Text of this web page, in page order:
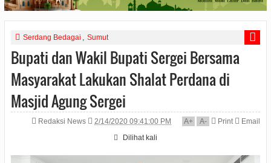
Serdang Bedagai Sumut
Bupati dan Wakil Bupati Sergei Bersama
Masyarakat Lakukan Shalat Perdana di
Masjid Agung Sergei
Redaksi News 2/14/2020 09:41:00 PM A+ A- Print
Email
Dilihat kali